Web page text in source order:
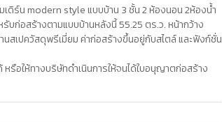
เดิร์น modern style แบบบ้าน 3 ชั้น 2 ห้องนอน 2ห้องน้ำ
ก่อสร้างตามแบบบ้านหลังนี้ 55.25 ตร.ว. หน้ากว้าง
นสเปควัสดุพรีเมี่ยม ค่าก่อสร้างขึ้นอยู่กับสไตล์ และฟังก์ชั่น
อให้ทางบริษัทดำเนินการให้จนได้ใบอนุญาตก่อสร้าง